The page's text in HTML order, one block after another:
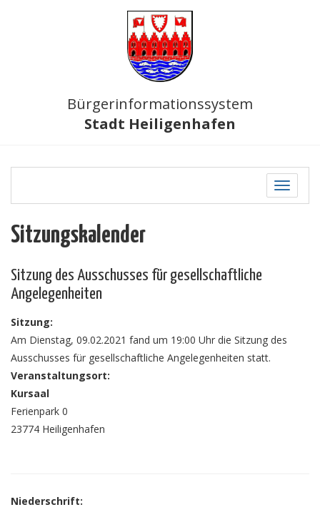
Bürgerinformationssystem
Stadt Heiligenhafen
Toggle
Sitzungskalender
Sitzung des Ausschusses für gesellschaftliche
Angelegenheiten
Sitzung:
Am Dienstag, 09.02.2021 fand um 19:00 Uhr die Sitzung des
Ausschusses für gesellschaftliche Angelegenheiten statt.
Veranstaltungsort:
Kursaal
Ferienpark 0
23774 Heiligenhafen
Niederschrift: